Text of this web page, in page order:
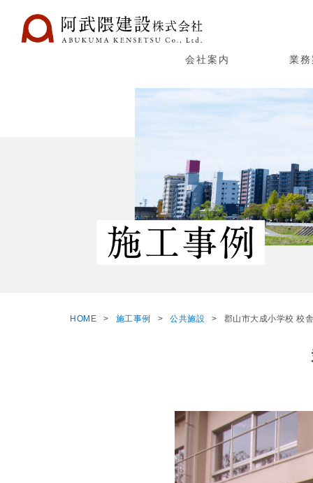
会社案内 業
HOME 施工事例 公共施設 郡山市大成小学校 校舎